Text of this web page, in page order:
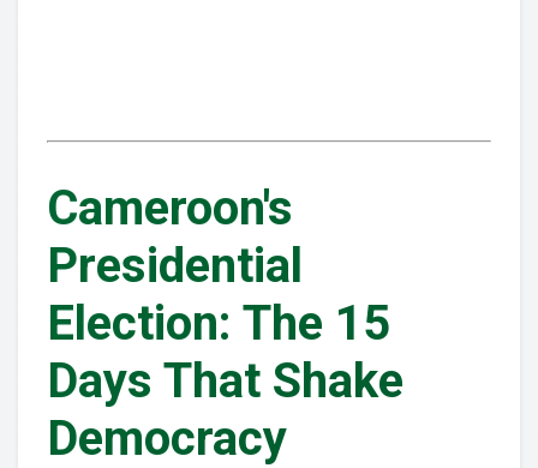
Cameroon's
Presidential
Election: The 15
Days That Shake
Democracy